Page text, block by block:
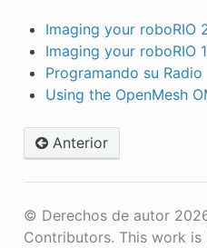
Imaging your roboRIO
Imaging your roboRIO 1
Programando su Radio
Using the OpenMesh
Anterior
© Derechos de autor
Contributors. This work